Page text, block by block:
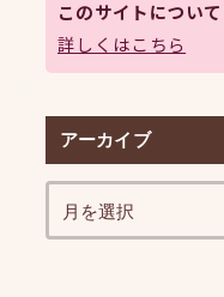
このサイトについて
詳しくはこちら
アーカイブ